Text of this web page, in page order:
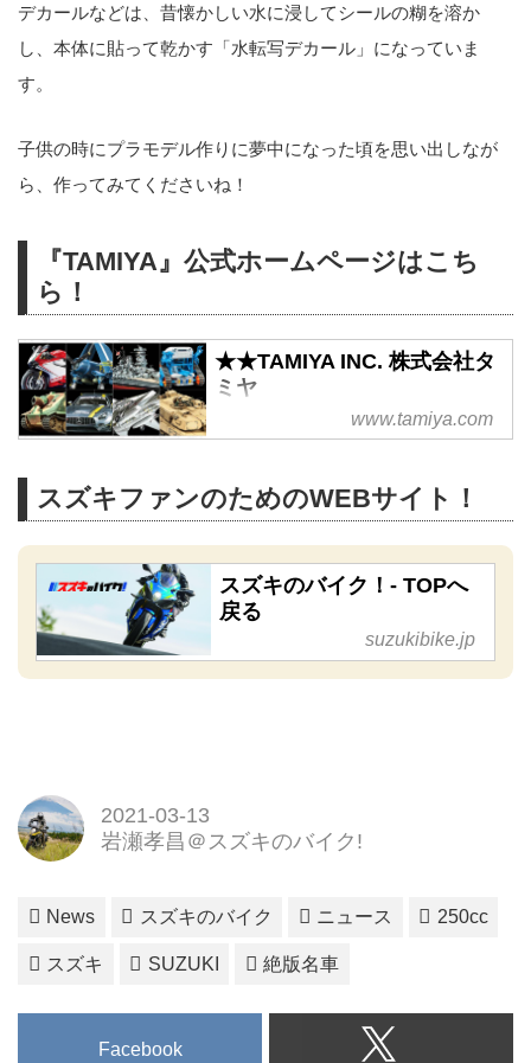
デカールなどは、昔懐かしい水に浸してシールの糊を溶か
し、本体に貼って乾かす「水転写デカール」になっていま
す。
子供の時にプラモデル作りに夢中になった頃を思い出しなが
ら、作ってみてくださいね！
『TAMIYA』公式ホームページはこち
ら！
★★TAMIYA INC. 株式会社タ
ミヤ
タミヤの公式サイトです。スケー
5,000点以上のホビーアイテムと
www.tamiya.com
スズキファンのためのWEBサイト！
スズキのバイク！- TOPへ
戻る
suzukibike.jp
2021-03-13
岩瀬孝昌＠スズキのバイク!
News スズキのバイク ニュース 250cc
スズキ SUZUKI 絶版名車
Facebook